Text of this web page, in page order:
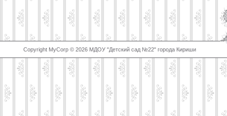
Copyright MyCorp © 2026 МДОУ "Детский сад №22" города Кириши